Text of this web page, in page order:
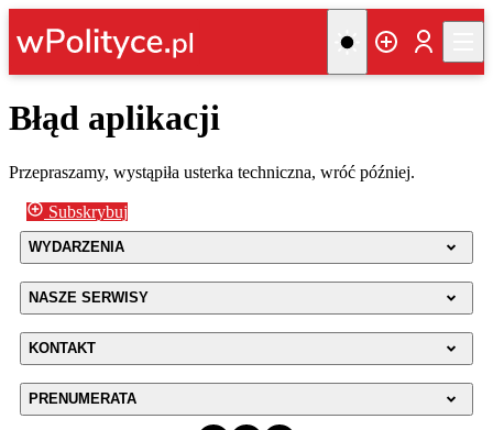
Błąd aplikacji
Przepraszamy, wystąpiła usterka techniczna, wróć później.
Subskrybuj
WYDARZENIA
NASZE SERWISY
KONTAKT
PRENUMERATA